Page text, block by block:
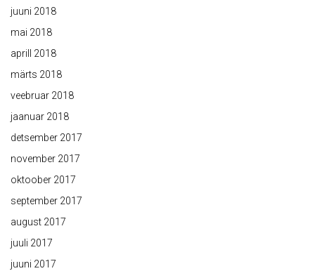
juuni 2018
mai 2018
aprill 2018
märts 2018
veebruar 2018
jaanuar 2018
detsember 2017
november 2017
oktoober 2017
september 2017
august 2017
juuli 2017
juuni 2017